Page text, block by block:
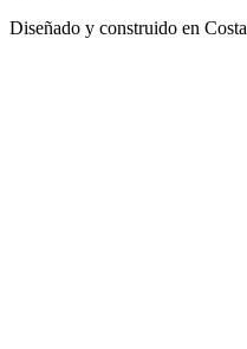
Diseñado y construido en